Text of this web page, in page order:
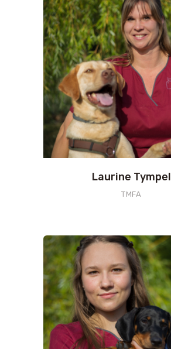
Laurine Tympel
TMFA